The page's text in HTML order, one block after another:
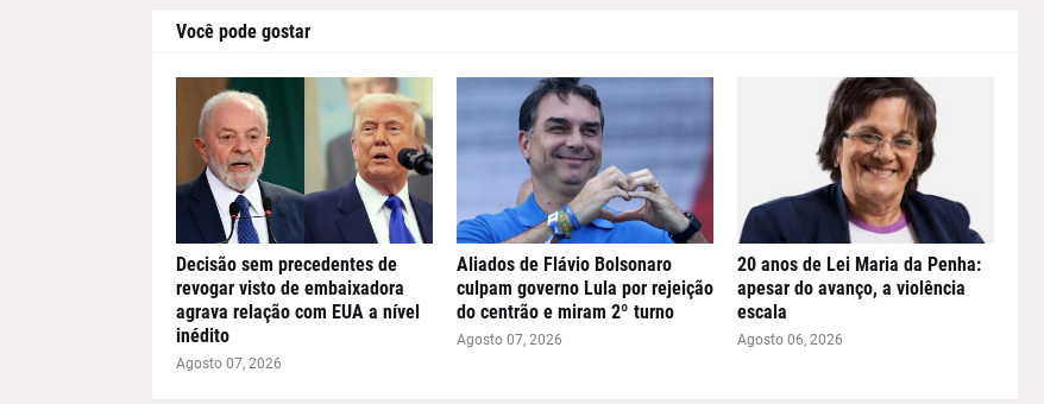
Você pode gostar
Decisão sem precedentes de
revogar visto de embaixadora
agrava relação com EUA a nível
inédito
Agosto 07, 2026
Aliados de Flávio Bolsonaro
culpam governo Lula por rejeição
do centrão e miram 2º turno
Agosto 07, 2026
20 anos de Lei Maria da Penha:
apesar do avanço, a violência
escala
Agosto 06, 2026